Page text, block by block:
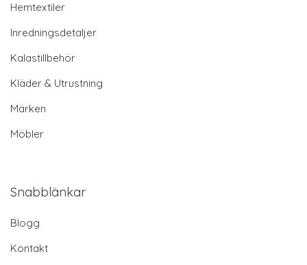
Hemtextiler
Inredningsdetaljer
Kalastillbehör
Kläder & Utrustning
Märken
Möbler
Snabblänkar
Blogg
Kontakt